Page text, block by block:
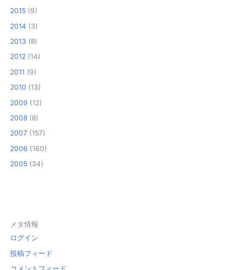
2015 (9)
2014 (3)
2013 (8)
2012 (14)
2011 (9)
2010 (13)
2009 (12)
2008 (8)
2007 (157)
2006 (160)
2005 (34)
メタ情報
ログイン
投稿フィード